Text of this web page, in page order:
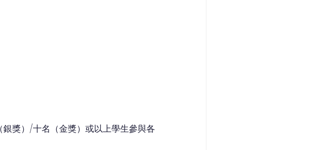
獎）/十名（金獎）或以上學生參與各